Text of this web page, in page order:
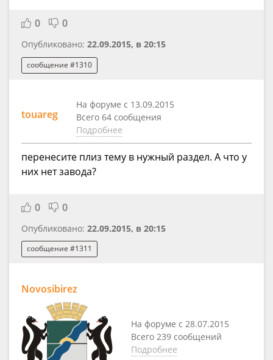
0 0
Опубликовано: 22.09.2015, в 20:15
сообщение #1310
touareg
На форуме с 13.09.2015
Всего 64 сообщения
Подробнее
перенесите плиз тему в нужный раздел. А что у
них нет завода?
0 0
Опубликовано: 22.09.2015, в 20:15
сообщение #1311
Novosibirez
На форуме с 28.07.2015
Всего 239 сообщений
Подробнее